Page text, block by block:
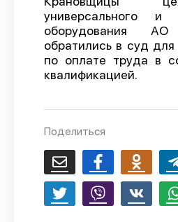
Отчеты
Предложить
О
Политика
универсального и
оборудования
обратились в суд
по оплате труда в
квалификацией.
Поделиться